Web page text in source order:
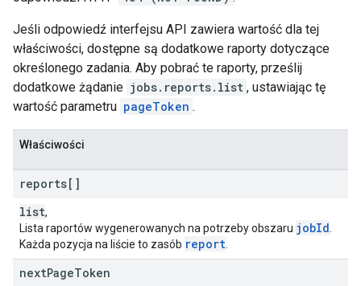
Jeśli odpowiedź interfejsu API zawiera wartość dla tej
właściwości, dostępne są dodatkowe raporty dotyczące
określonego zadania. Aby pobrać te raporty, prześlij
dodatkowe żądanie jobs.reports.list , ustawiając tę
wartość parametru pageToken .
Właściwości
reports[]
list,
Lista raportów wygenerowanych na potrzeby obszaru jobId
Każda pozycja na liście to zasób report
nextPageToken